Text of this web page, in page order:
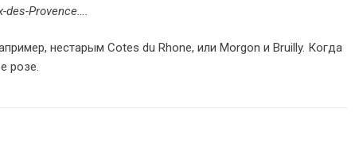
Provence….
нестарым Cotes du Rhone, или Morgon и Bruilly. Когда
розе.